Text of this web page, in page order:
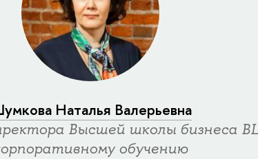
Наталья Валерьевна
Высшей школы бизнеса
обучению